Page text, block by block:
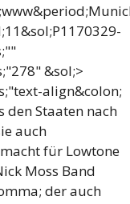
&sol;>
align&colon;
den Staaten nach
auch
für Lowtone
Moss Band
der auch